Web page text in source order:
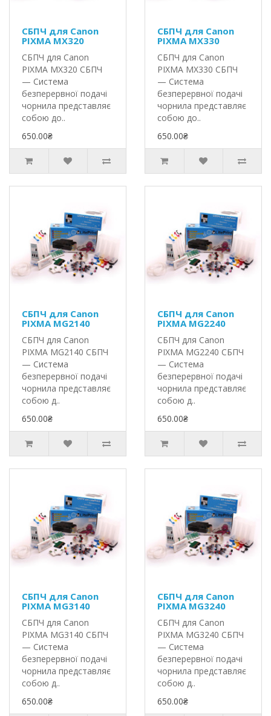
СБПЧ для Canon
PIXMA MX320
СБПЧ для Canon
PIXMA MX320 СБПЧ
— Система
безперервної подачі
чорнила представляє
собою до..
650.00₴
СБПЧ для Canon
PIXMA MX330
СБПЧ для Canon
PIXMA MX330 СБПЧ
— Система
безперервної подачі
чорнила представляє
собою до..
650.00₴
СБПЧ для Canon
PIXMA MG2140
СБПЧ для Canon
PIXMA MG2140 СБПЧ
— Система
безперервної подачі
чорнила представляє
собою д..
650.00₴
СБПЧ для Canon
PIXMA MG2240
СБПЧ для Canon
PIXMA MG2240 СБПЧ
— Система
безперервної подачі
чорнила представляє
собою д..
650.00₴
СБПЧ для Canon
PIXMA MG3140
СБПЧ для Canon
PIXMA MG3140 СБПЧ
— Система
безперервної подачі
чорнила представляє
собою д..
650.00₴
СБПЧ для Canon
PIXMA MG3240
СБПЧ для Canon
PIXMA MG3240 СБПЧ
— Система
безперервної подачі
чорнила представляє
собою д..
650.00₴